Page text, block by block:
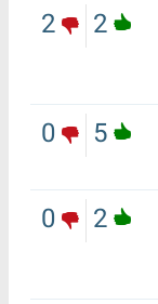
2
2
5
0
2
0